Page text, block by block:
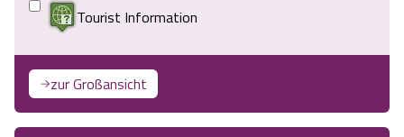
Tourist Information
zur Großansicht